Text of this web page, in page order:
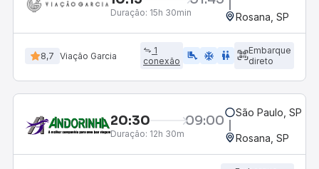
Duração: 15h 30min Rosana, SP
8,7 Viação Garcia
1
conexão
airline_seat_legroom_extra ac_unit wc
Embarque
direto
20:30 09:00
Duração: 12h 30m
São Paulo, SP -
Rosana, SP